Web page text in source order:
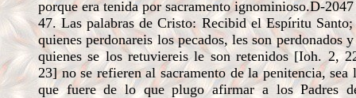
porque era tenida por sacramento ignominioso.D-2047
47. Las palabras de Cristo: Recibid el Espíritu Santo;
quienes perdonareis los pecados, les son perdonados y
quienes se los retuviereis le son retenidos [Ioh. 2,
23] no se refieren al sacramento de la penitencia, sea
que fuere de lo que plugo afirmar a los Padres